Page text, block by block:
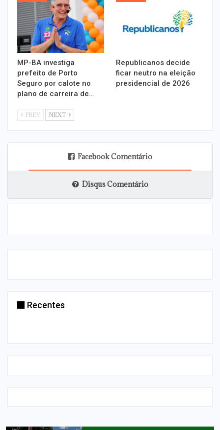
MP-BA investiga
prefeito de Porto
Seguro por calote no
plano de carreira de…
Republicanos decide
ficar neutro na eleição
presidencial de 2026
PREV NEXT
Facebook Comentário
Disqus Comentário
Recentes